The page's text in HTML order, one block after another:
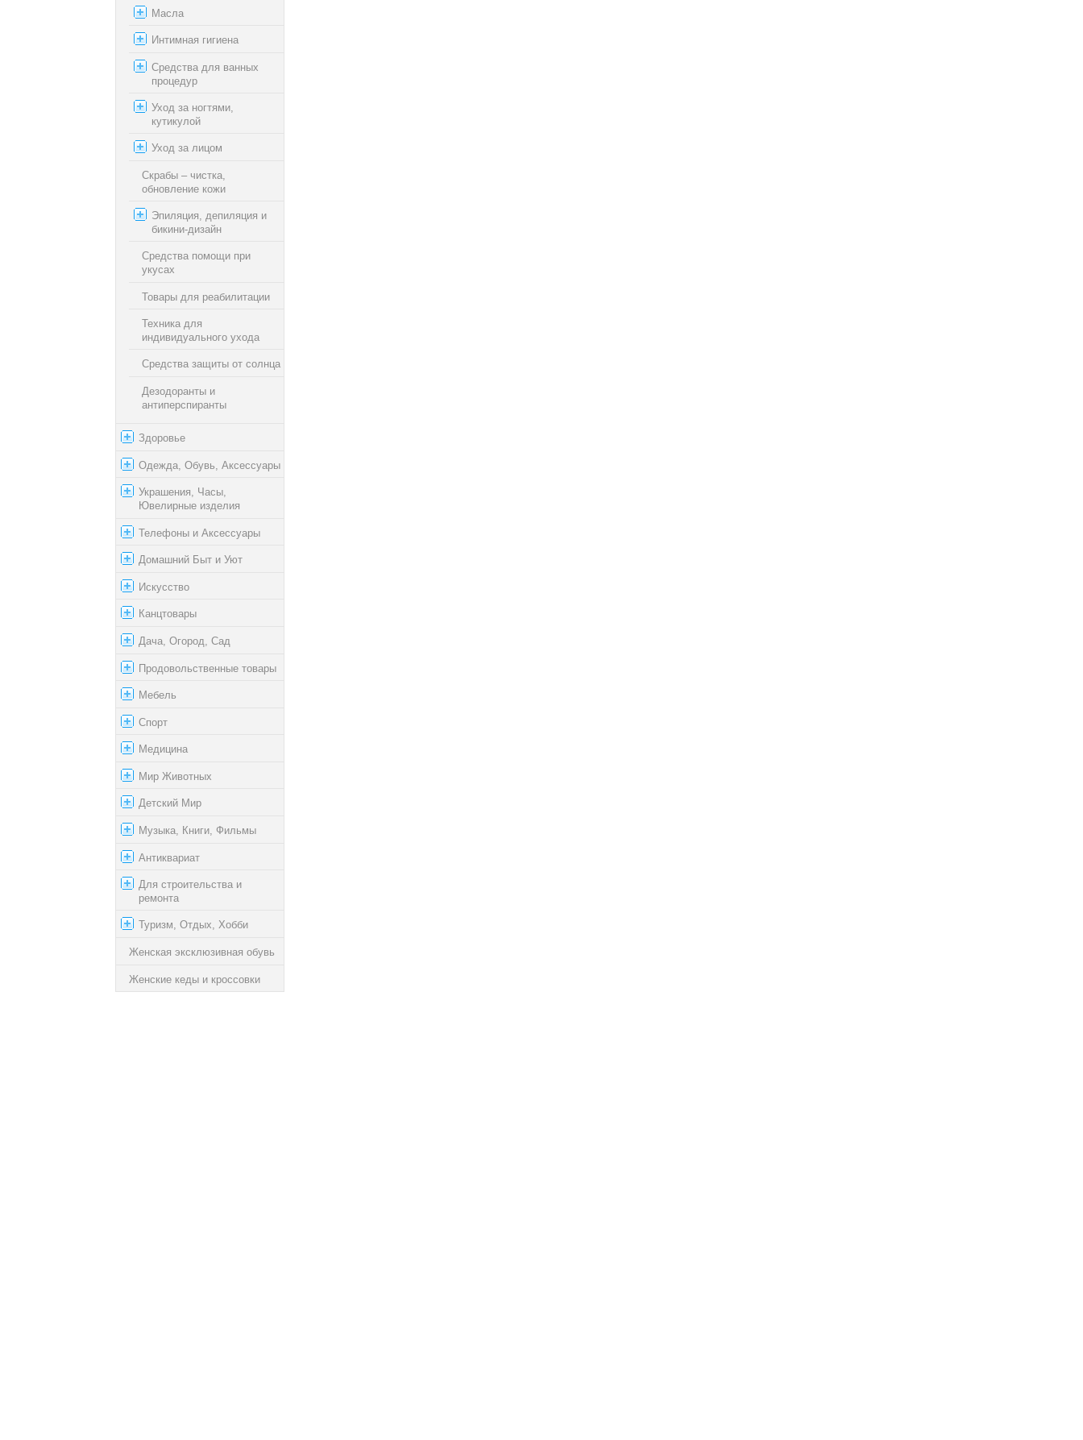
Масла
Интимная гигиена
Средства для ванных
процедур
Уход за ногтями,
кутикулой
Уход за лицом
Скрабы – чистка,
обновление кожи
Эпиляция, депиляция и
бикини-дизайн
Средства помощи при
укусах
Товары для реабилитации
Техника для
индивидуального ухода
Средства защиты от солнца
Дезодоранты и
антиперспиранты
Здоровье
Одежда, Обувь, Аксессуары
Украшения, Часы,
Ювелирные изделия
Телефоны и Аксессуары
Домашний Быт и Уют
Искусство
Канцтовары
Дача, Огород, Сад
Продовольственные товары
Мебель
Спорт
Медицина
Мир Животных
Детский Мир
Музыка, Книги, Фильмы
Антиквариат
Для строительства и
ремонта
Туризм, Отдых, Хобби
Женская эксклюзивная обувь
Женские кеды и кроссовки